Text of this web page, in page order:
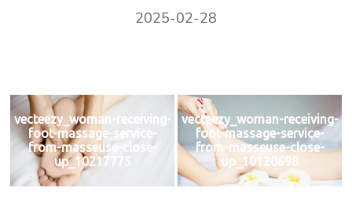
2025-02-28
vecteezy_woman-receiving-
foot-massage-service-
from-masseuse-close-
up_10217775
vecteezy_woman-receiving-
foot-massage-service-
from-masseuse-close-
up_10120698